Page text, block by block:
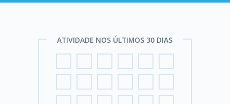
ATIVIDADE NOS ÚLTIMOS 30 DIAS